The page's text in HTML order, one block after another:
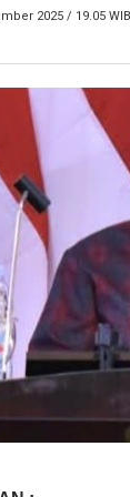
2025 / 19.05 WIB